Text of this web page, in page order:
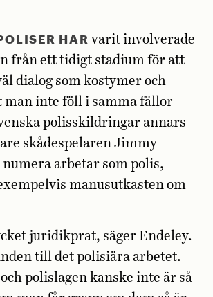
HAR varit involverade
från ett tidigt stadium för att
dialog som kostymer och
man inte föll i samma fällor
polisskildringar annars
skådespelaren Jimmy
numera arbetar som polis,
manusutkasten om
juridikprat, säger Endeley.
till det polisiära arbetet.
polislagen kanske inte är så